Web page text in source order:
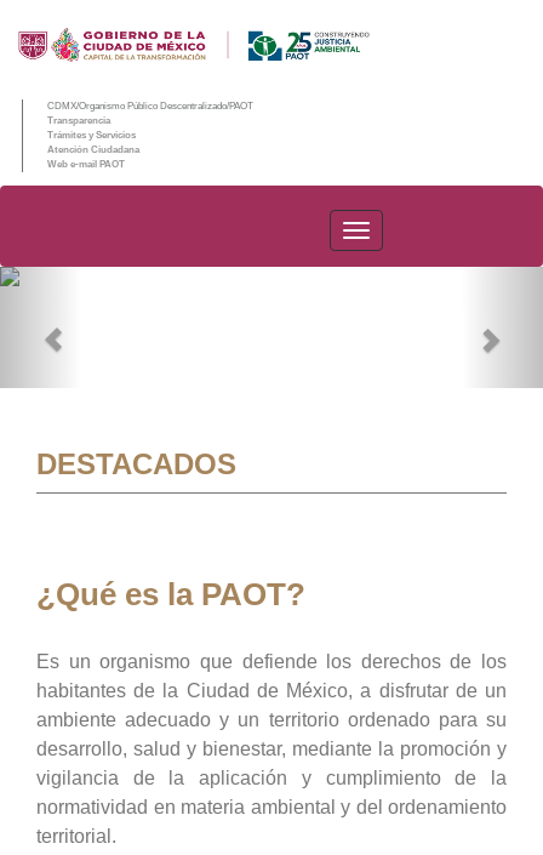
CDMX/Organismo Público Descentralizado/PAOT
Transparencia
Trámites y Servicios
Atención Ciudadana
Web e-mail PAOT
PAOT
DESTACADOS
¿Qué es la PAOT?
Es un organismo que defiende los derechos de los
habitantes de la Ciudad de México, a disfrutar de un
ambiente adecuado y un territorio ordenado para su
desarrollo, salud y bienestar, mediante la promoción y
vigilancia de la aplicación y cumplimiento de la
normatividad en materia ambiental y del ordenamiento
territorial.